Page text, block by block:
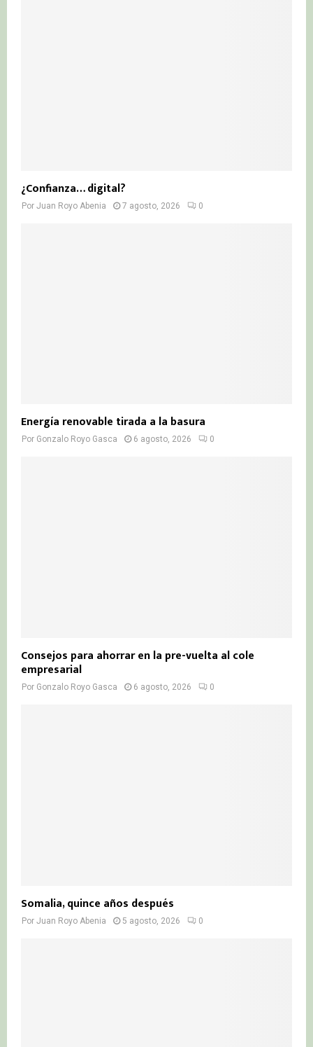
¿Confianza… digital?
Por Juan Royo Abenia 7 agosto, 2026 0
Energía renovable tirada a la basura
Por Gonzalo Royo Gasca 6 agosto, 2026 0
Consejos para ahorrar en la pre-vuelta al cole
empresarial
Por Gonzalo Royo Gasca 6 agosto, 2026 0
Somalia, quince años después
Por Juan Royo Abenia 5 agosto, 2026 0